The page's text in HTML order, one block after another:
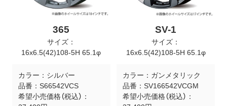
365
サイズ：
16x6.5(42)108-5H 65.1φ
カラー： シルバー
品番： S66542VCS
希望小売価格（税込）：
SV-1
サイズ：
16x6.5(42)108-5H 65.1φ
カラー： ガンメタリック
品番： SV166542VCGM
希望小売価格（税込）：